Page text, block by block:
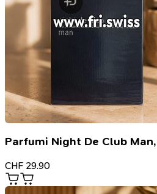
Parfumi Night De Club
CHF 29.90